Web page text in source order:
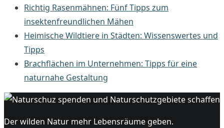
Richtig Rasenmähnen: Fünf Tipps zum
insektenfreundlichen Mähen
Heimische Wildtiere in Städten: Wissenswertes und
Tipps
Brachflächen im Unternehmen: Tipps für eine
naturnahe Gestaltung
Der wilden Natur mehr Lebensräume geben.